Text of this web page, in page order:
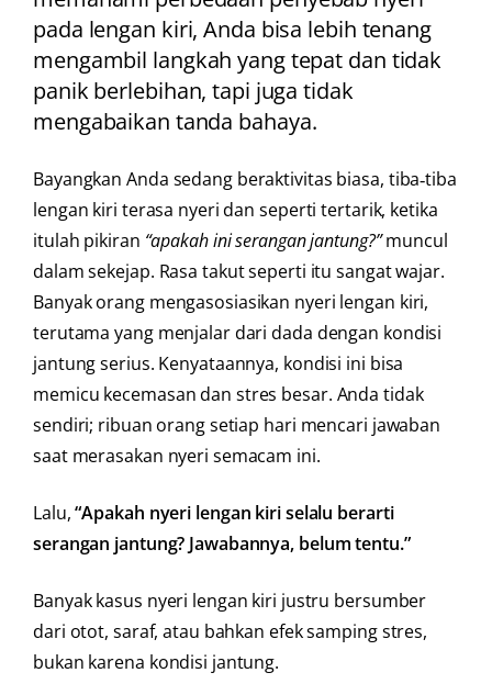
pada lengan kiri, Anda bisa lebih tenang
mengambil langkah yang tepat dan tidak
panik berlebihan, tapi juga tidak
mengabaikan tanda bahaya.
Bayangkan Anda sedang beraktivitas biasa, tiba‑tiba
lengan kiri terasa nyeri dan seperti tertarik, ketika
itulah pikiran “apakah ini serangan jantung?”muncul
dalam sekejap. Rasa takut seperti itu sangat wajar.
Banyak orang mengasosiasikan nyeri lengan kiri,
terutama yang menjalar dari dada dengan kondisi
jantung serius. Kenyataannya, kondisi ini bisa
memicu kecemasan dan stres besar. Anda tidak
sendiri; ribuan orang setiap hari mencari jawaban
saat merasakan nyeri semacam ini.
Lalu,“Apakah nyeri lengan kiri selalu berarti
serangan jantung? Jawabannya, belum tentu.”
Banyak kasus nyeri lengan kiri justru bersumber
dari otot, saraf, atau bahkan efek samping stres,
bukan karena kondisi jantung.